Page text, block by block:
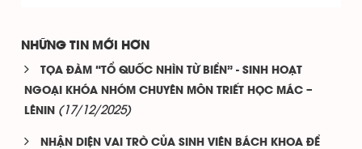
NHỮNG TIN MỚI HƠN
TỌA ĐÀM “TỔ QUỐC NHÌN TỪ BIỂN” - SINH HOẠT
NGOẠI KHÓA NHÓM CHUYÊN MÔN TRIẾT HỌC MÁC –
LÊNIN
(17/12/2025)
NHẬN DIỆN VAI TRÒ CỦA SINH VIÊN BÁCH KHOA ĐỂ